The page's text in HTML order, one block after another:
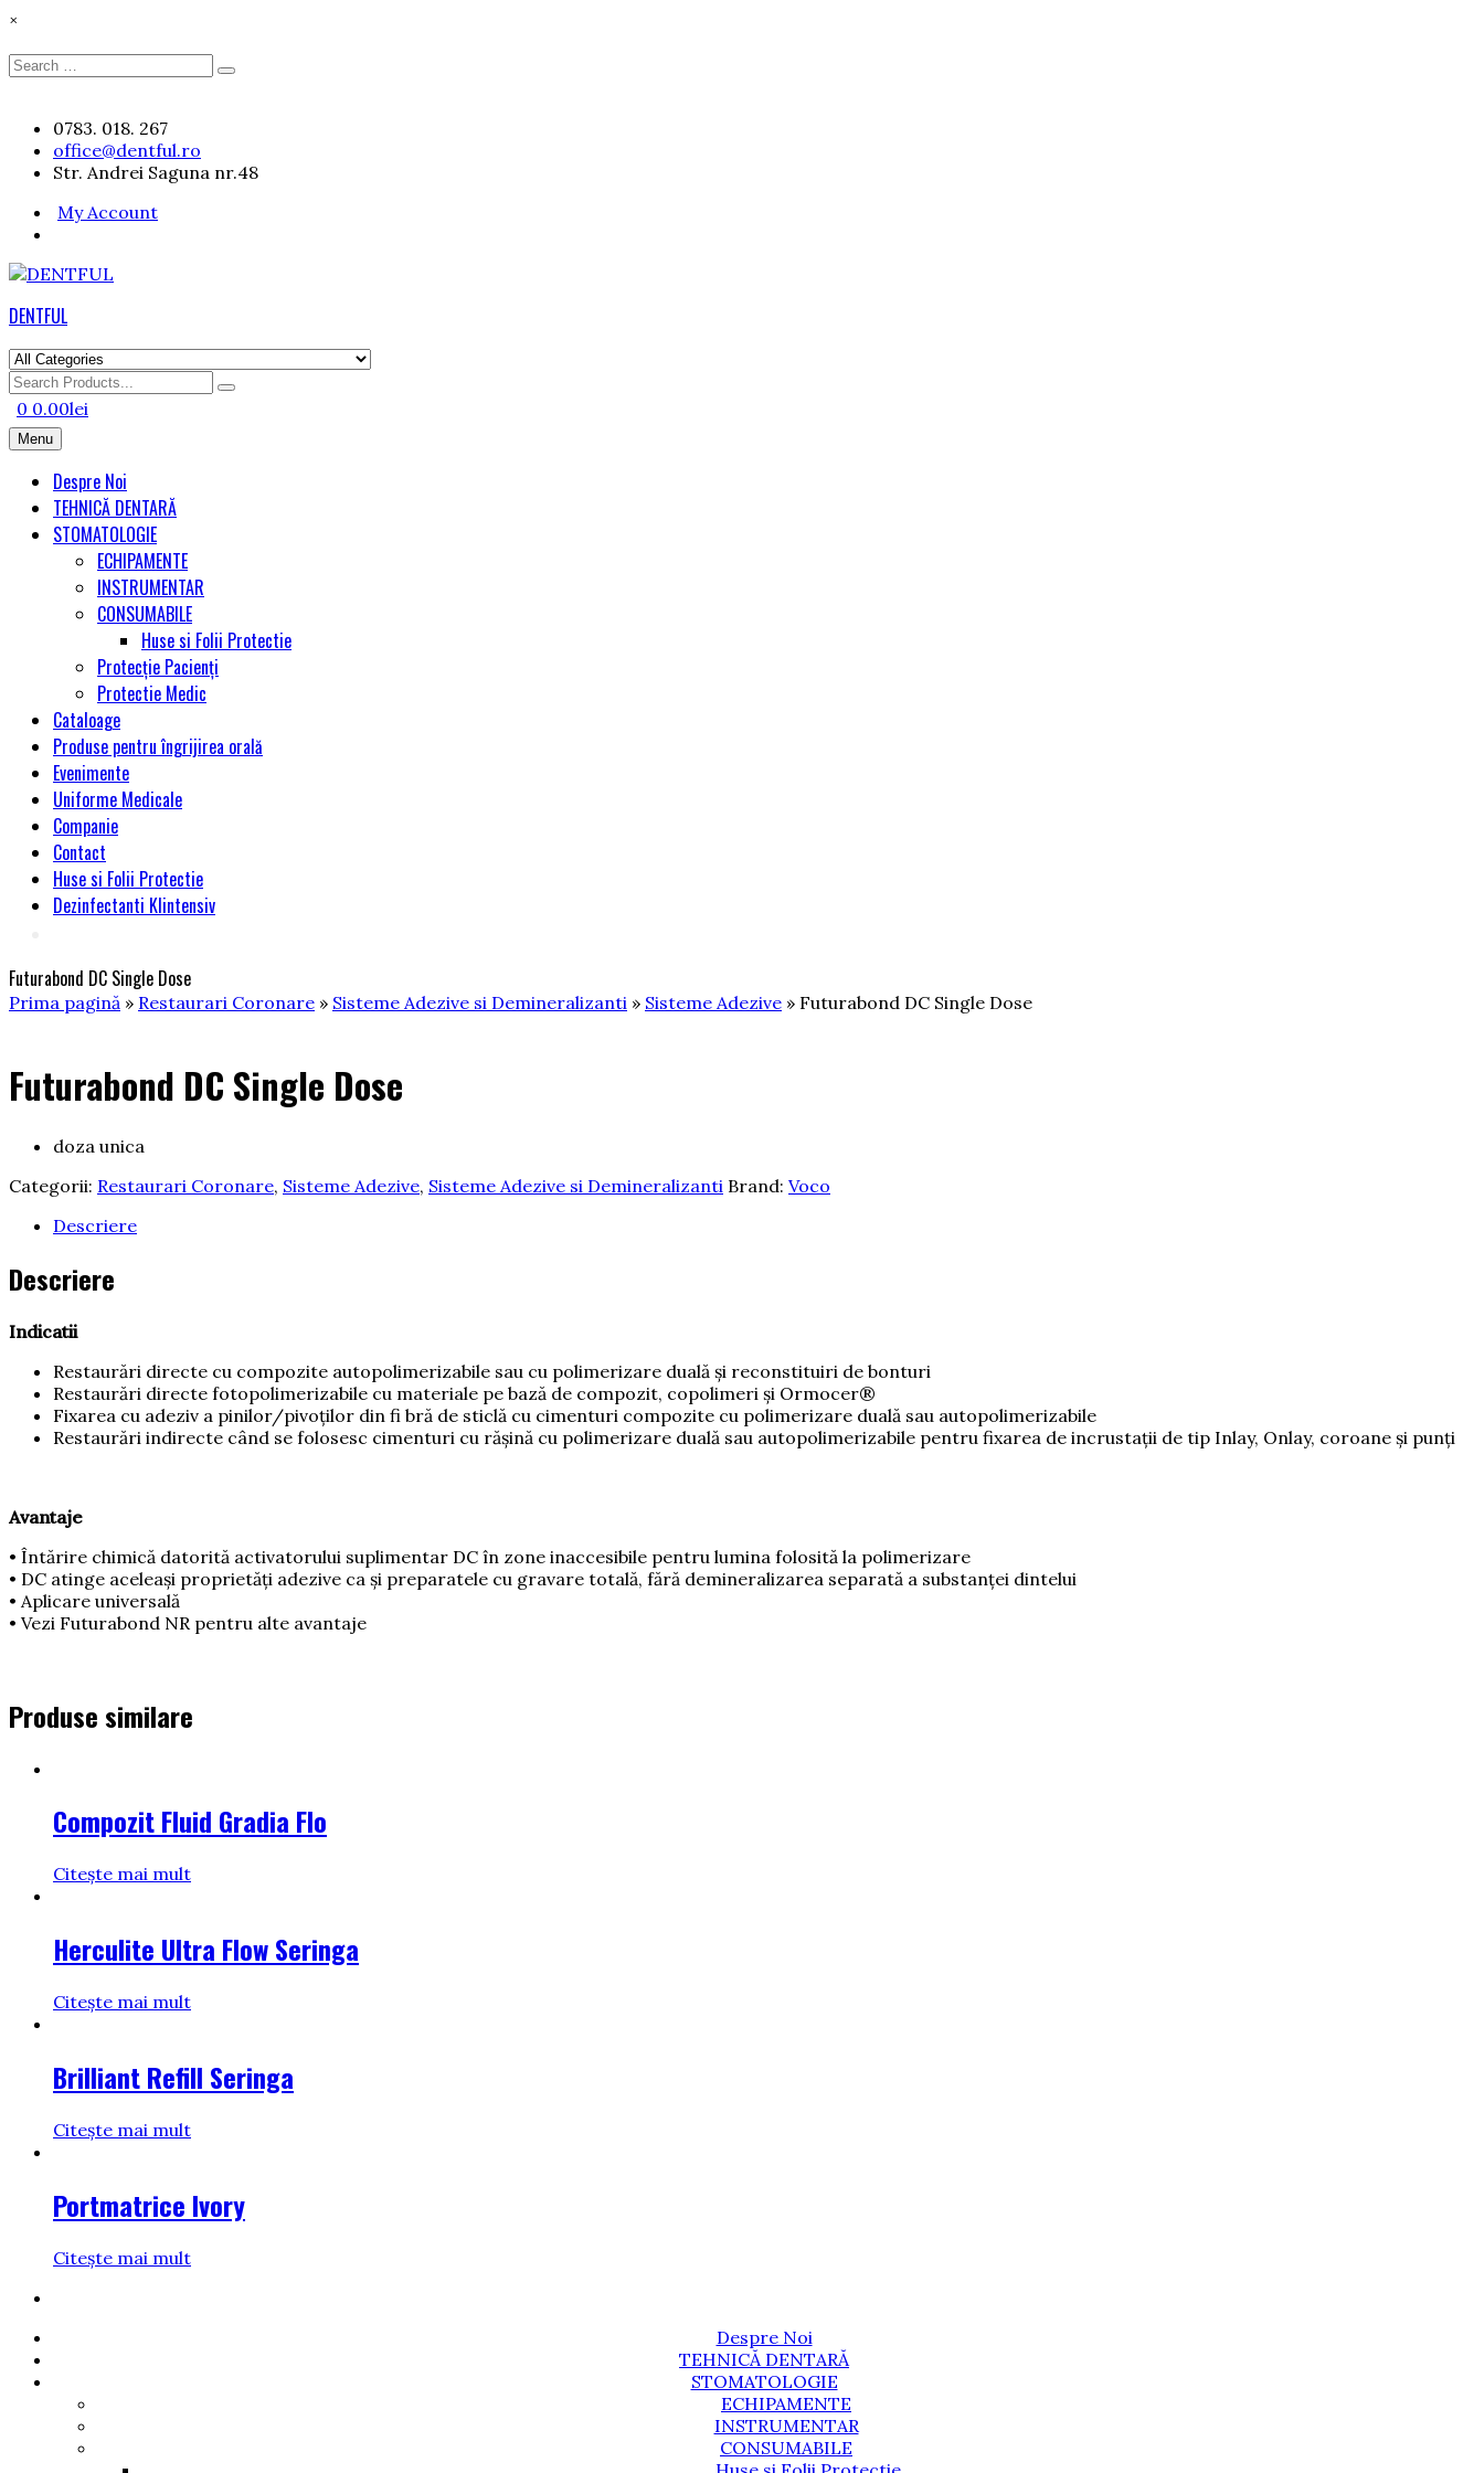
×
Search
Search
Skip
content
0783. 018. 267
office@dentful.ro
Str. Andrei Saguna nr.48
My Account
DENTFUL
Search
for
0 0.00lei
Menu
Despre Noi
TEHNICĂ DENTARĂ
STOMATOLOGIE
ECHIPAMENTE
INSTRUMENTAR
CONSUMABILE
Huse si Folii Protectie
Protecție Pacienți
Protectie Medic
Cataloage
Produse pentru îngrijirea orală
Evenimente
Uniforme Medicale
Companie
Contact
Huse si Folii Protectie
Dezinfectanti Klintensiv
Futurabond DC Single Dose
Prima pagină » Restaurari Coronare » Sisteme Adezive si Demineralizanti » Sisteme Adezive » Futurabond DC Single Dose
Futurabond DC Single Dose
doza unica
Categorii: Restaurari Coronare, Sisteme Adezive, Sisteme Adezive si Demineralizanti Brand: Voco
Descriere
Descriere
Indicatii
Restaurări directe cu compozite autopolimerizabile sau cu polimerizare duală și reconstituiri de bonturi
Restaurări directe fotopolimerizabile cu materiale pe bază de compozit, copolimeri și Ormocer®
Fixarea cu adeziv a pinilor/pivoţilor din fi bră de sticlă cu cimenturi compozite cu polimerizare duală sau autopolimerizabile
Restaurări indirecte când se folosesc cimenturi cu rășină cu polimerizare duală sau autopolimerizabile pentru fixarea de incrustaţii de tip Inlay, Onlay, coroane și punţi
Avantaje
• Întărire chimică datorită activatorului suplimentar DC în zone inaccesibile pentru lumina folosită la polimerizare
• DC atinge aceleași proprietăţi adezive ca și preparatele cu gravare totală, fără demineralizarea separată a substanţei dintelui
• Aplicare universală
• Vezi Futurabond NR pentru alte avantaje
Produse similare
Compozit Fluid Gradia Flo
Citește mai mult
Herculite Ultra Flow Seringa
Citește mai mult
Brilliant Refill Seringa
Citește mai mult
Portmatrice Ivory
Citește mai mult
Despre Noi
TEHNICĂ DENTARĂ
STOMATOLOGIE
ECHIPAMENTE
INSTRUMENTAR
CONSUMABILE